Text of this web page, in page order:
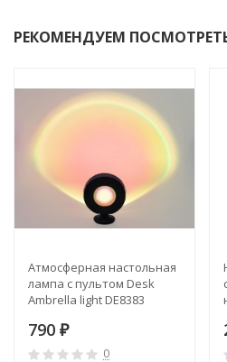
РЕКОМЕНДУЕМ
Атмосферная настольная
лампа с пультом Desk
Ambrella light DE8383
790 ₽
0